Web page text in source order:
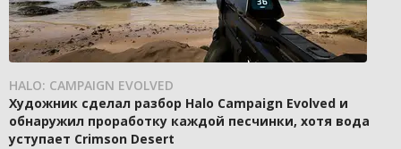
HALO: CAMPAIGN EVOLVED
Художник сделал разбор Halo Campaign Evolved и
обнаружил проработку каждой песчинки, хотя вода
уступает Crimson Desert